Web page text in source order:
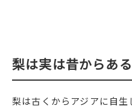
梨は実は昔からあ
梨は古くからアジアに自生